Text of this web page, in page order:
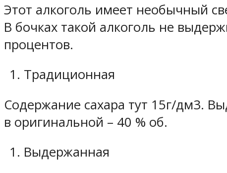
Этот алкоголь имеет необычный
В бочках такой алкоголь не
процентов.
Традиционная
Содержание сахара тут 15г/дм3.
в оригинальной – 40 % об.
Выдержанная